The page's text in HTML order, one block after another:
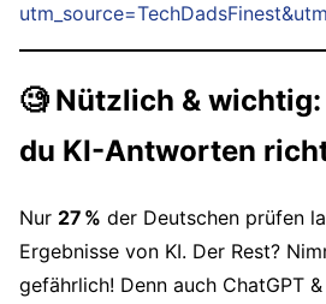
🧐 Nützlich &
du KI-Antworten
Nur 27 % der Deutschen prüfen
Ergebnisse von KI. Der Rest?
gefährlich! Denn auch ChatGPT